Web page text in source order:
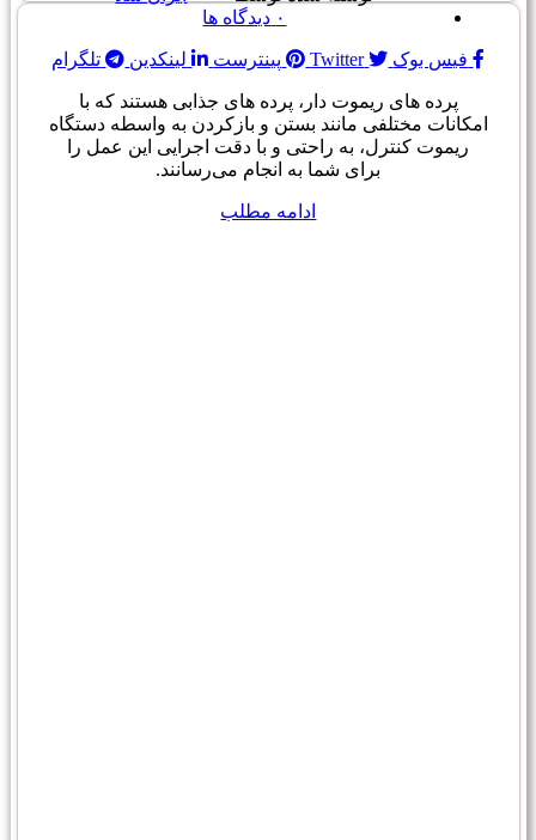
۰ دیدگاه ها
فیس بوک Twitter پینترست لینکدین تلگرام
پرده های ریموت دار، پرده های جذابی هستند که با
امکانات مختلفی مانند بستن و بازکردن به واسطه دستگاه
ریموت کنترل، به راحتی و با دقت اجرایی این عمل را
برای شما به انجام می‌رسانند.
ادامه مطلب